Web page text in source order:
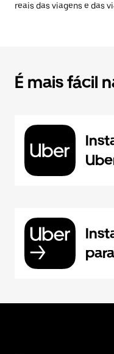
reais das viagens e das
É mais fácil